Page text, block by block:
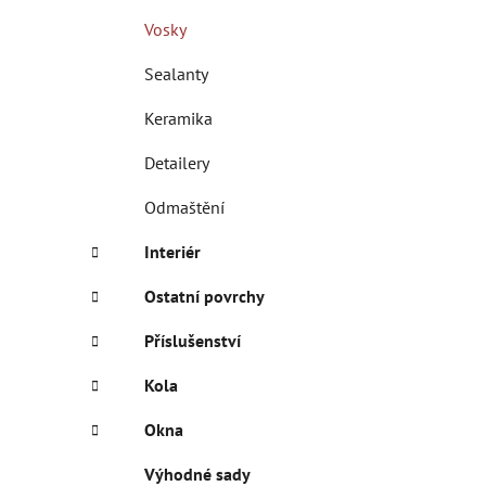
Vosky
Sealanty
Keramika
Detailery
Odmaštění
Interiér
Ostatní povrchy
Příslušenství
Kola
Okna
Výhodné sady